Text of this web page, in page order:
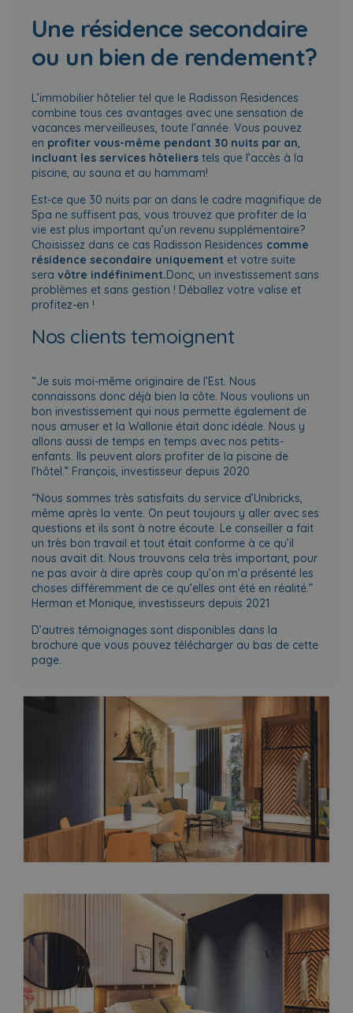
Une résidence secondaire
ou un bien de rendement?
L’immobilier hôtelier tel que le Radisson Residences
combine tous ces avantages avec une sensation de
vacances merveilleuses, toute l’année. Vous pouvez
en profiter vous-même pendant 30 nuits par an,
incluant les services hôteliers tels que l’accès à la
piscine, au sauna et au hammam!
Est-ce que 30 nuits par an dans le cadre magnifique de
Spa ne suffisent pas, vous trouvez que profiter de la
vie est plus important qu’un revenu supplémentaire?
Choisissez dans ce cas Radisson Residences comme
résidence secondaire uniquement et votre suite
sera vôtre indéfiniment.Donc, un investissement sans
problèmes et sans gestion ! Déballez votre valise et
profitez-en !
Nos clients temoignent
“Je suis moi-même originaire de l’Est. Nous
connaissons donc déjà bien la côte. Nous voulions un
bon investissement qui nous permette également de
nous amuser et la Wallonie était donc idéale. Nous y
allons aussi de temps en temps avec nos petits-
enfants. Ils peuvent alors profiter de la piscine de
l’hôtel.” François, investisseur depuis 2020
“Nous sommes très satisfaits du service d’Unibricks,
même après la vente. On peut toujours y aller avec ses
questions et ils sont à notre écoute. Le conseiller a fait
un très bon travail et tout était conforme à ce qu’il
nous avait dit. Nous trouvons cela très important, pour
ne pas avoir à dire après coup qu’on m’a présenté les
choses différemment de ce qu’elles ont été en réalité.”
Herman et Monique, investisseurs depuis 2021
D’autres témoignages sont disponibles dans la
brochure que vous pouvez télécharger au bas de cette
page.